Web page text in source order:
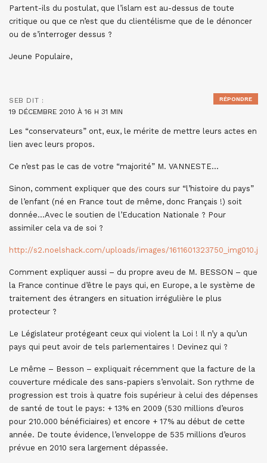
Partent-ils du postulat, que l’islam est au-dessus de toute
critique ou que ce n’est que du clientélisme que de le dénoncer
ou de s’interroger dessus ?
Jeune Populaire,
SEB DIT :
19 DÉCEMBRE 2010 À 16 H 31 MIN
Les “conservateurs” ont, eux, le mérite de mettre leurs actes en
lien avec leurs propos.
Ce n’est pas le cas de votre “majorité” M. VANNESTE…
Sinon, comment expliquer que des cours sur “l’histoire du pays”
de l’enfant (né en France tout de même, donc Français !) soit
donnée…Avec le soutien de l’Education Nationale ? Pour
assimiler cela va de soi ?
http://s2.noelshack.com/uploads/images/1611601323750_img010.jpg
Comment expliquer aussi – du propre aveu de M. BESSON – que
la France continue d’être le pays qui, en Europe, a le système de
traitement des étrangers en situation irrégulière le plus
protecteur ?
Le Législateur protégeant ceux qui violent la Loi ! Il n’y a qu’un
pays qui peut avoir de tels parlementaires ! Devinez qui ?
Le même – Besson – expliquait récemment que la facture de la
couverture médicale des sans-papiers s’envolait. Son rythme de
progression est trois à quatre fois supérieur à celui des dépenses
de santé de tout le pays: + 13% en 2009 (530 millions d’euros
pour 210.000 bénéficiaires) et encore + 17% au début de cette
année. De toute évidence, l’enveloppe de 535 millions d’euros
prévue en 2010 sera largement dépassée.
RÉPONDRE